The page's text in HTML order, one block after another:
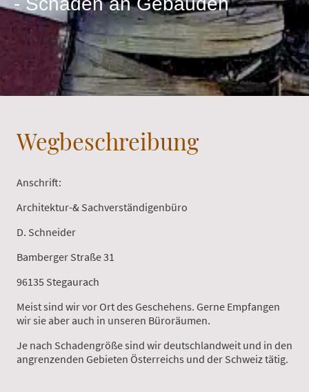
Wegbeschreibung
Anschrift:
Architektur-& Sachverständigenbüro
D. Schneider
Bamberger Straße 31
96135 Stegaurach
Meist sind wir vor Ort des Geschehens. Gerne Empfangen
wir sie aber auch in unseren Büroräumen.
Je nach Schadengröße sind wir deutschlandweit und in den
angrenzenden Gebieten Österreichs und der Schweiz tätig.